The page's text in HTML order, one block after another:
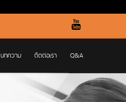
บทความ ติดต่อเรา Q&A